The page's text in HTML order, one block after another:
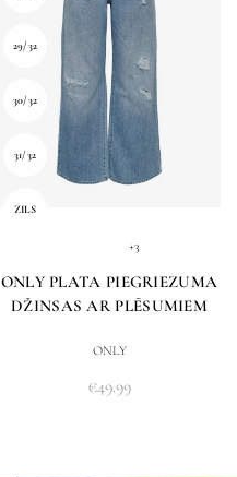
29/32
30/32
31/32
ZILS
+3
ONLY PLATA PIEGRIEZUMA
DŽINSAS AR PLĒSUMIEM
ONLY
€49.99